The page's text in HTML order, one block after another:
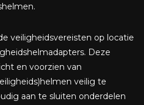
veiligheidsvereisten op locatie
Deze
en voorzien van
veilig te
aan te sluiten onderdelen